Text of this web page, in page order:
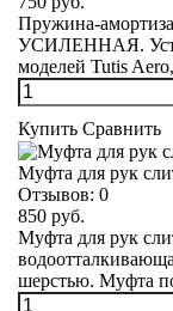
Пружина-
УСИЛЕННАЯ.
моделей Tutis
Купить Сравнить
Муфта для рук
Отзывов: 0
850 руб.
Муфта для рук
шерстью. Муфта